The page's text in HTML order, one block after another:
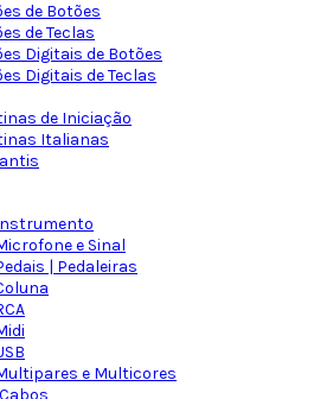
de Botões
de Teclas
Digitais de Botões
Digitais de Teclas
de Iniciação
Italianas
e Sinal
| Pedaleiras
e Multicores